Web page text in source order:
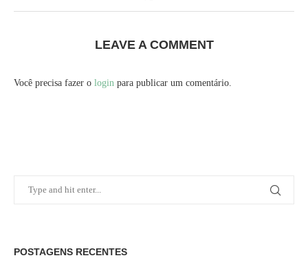
LEAVE A COMMENT
Você precisa fazer o login para publicar um comentário.
POSTAGENS RECENTES